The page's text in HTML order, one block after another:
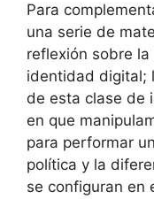
Para
una serie de
reflexión sobre
identidad digital;
de esta clase de
en que
para performar
política y la
se configuran en